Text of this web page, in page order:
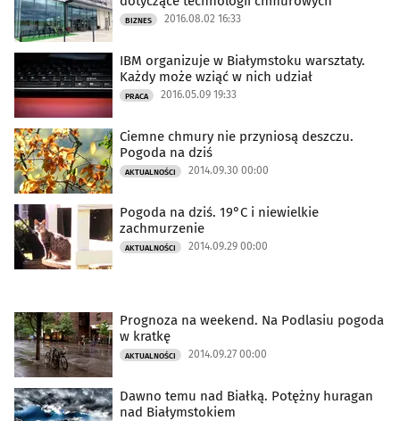
BIZNES 2016.08.02 16:33
IBM organizuje w Białymstoku warsztaty.
Każdy może wziąć w nich udział
PRACA 2016.05.09 19:33
Ciemne chmury nie przyniosą deszczu.
Pogoda na dziś
AKTUALNOŚCI 2014.09.30 00:00
Pogoda na dziś. 19°C i niewielkie
zachmurzenie
AKTUALNOŚCI 2014.09.29 00:00
Prognoza na weekend. Na Podlasiu pogoda
w kratkę
AKTUALNOŚCI 2014.09.27 00:00
Dawno temu nad Białką. Potężny huragan
nad Białymstokiem